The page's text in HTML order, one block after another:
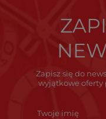
Zapisz się do
wyjątkowe oferty